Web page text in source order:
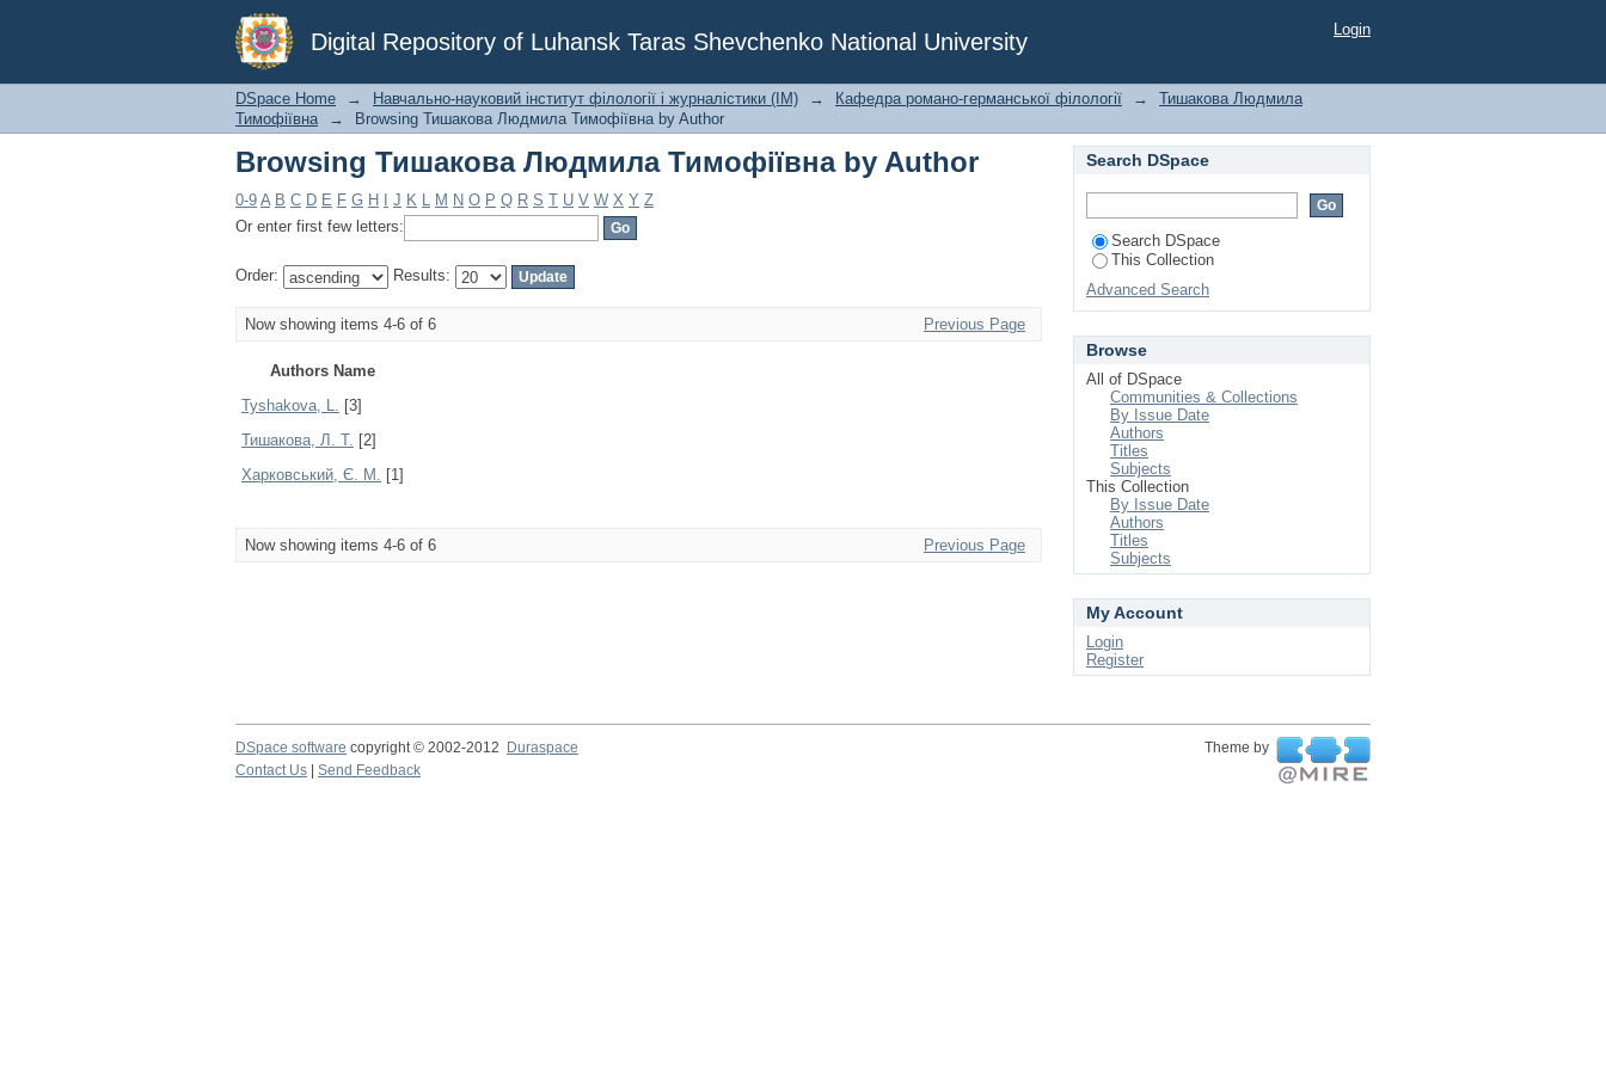
Digital Repository of Luhansk Taras Shevchenko National University
Browsing Тишакова Людмила Тимофіївна by Author Login
DSpace Home → Навчально-науковий інститут філології і журналістики (ІМ) → Кафедра романо-германської філології →
Тишакова Людмила
Тимофіївна
→ Browsing Тишакова Людмила Тимофіївна by Author
Browsing Тишакова Людмила Тимофіївна by Author
0-9 A B C D E F G H J K L M N O P Q R S T U V W X Y Z
Or enter first few letters:
Order: Results:
Now showing items 4-6 of 6 Previous Page
Authors Name
Tyshakova, L. [3]
Тишакова, Л. Т. [2]
Харковський, Є. М. [1]
Now showing items 4-6 of 6 Previous Page
Search DSpace
Search DSpace
This Collection
Advanced Search
Browse
All of DSpace
Communities & Collections
By Issue Date
Authors
Titles
Subjects
This Collection
By Issue Date
Authors
Titles
Subjects
My Account
Login
Register
DSpace software copyright © 2002-2012 Duraspace
Theme by
Contact Us
Send Feedback